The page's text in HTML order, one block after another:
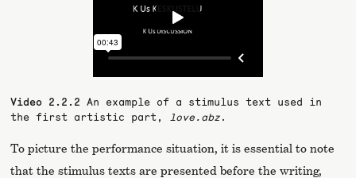
Video 2.2.2An example of a stimulus text used in
the first artistic part, love.abz.
To picture the performance situation, it is essential to note
that the stimulus texts are presented before the writing,